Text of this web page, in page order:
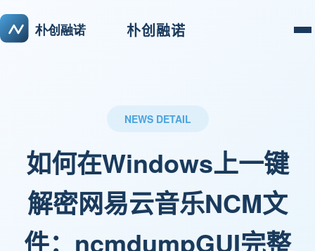
朴创融诺
NEWS DETAIL
如何在Windows上一键
解密网易云音乐NCM文
件：ncmdumpGUI完整